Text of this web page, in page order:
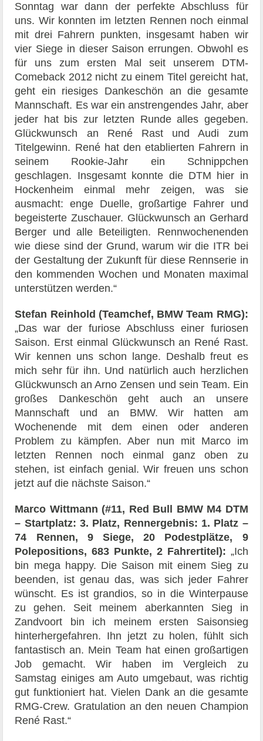
Sonntag war dann der perfekte Abschluss für
uns. Wir konnten im letzten Rennen noch einmal
mit drei Fahrern punkten, insgesamt haben wir
vier Siege in dieser Saison errungen. Obwohl es
für uns zum ersten Mal seit unserem DTM-
Comeback 2012 nicht zu einem Titel gereicht hat,
geht ein riesiges Dankeschön an die gesamte
Mannschaft. Es war ein anstrengendes Jahr, aber
jeder hat bis zur letzten Runde alles gegeben.
Glückwunsch an René Rast und Audi zum
Titelgewinn. René hat den etablierten Fahrern in
seinem Rookie-Jahr ein Schnippchen
geschlagen. Insgesamt konnte die DTM hier in
Hockenheim einmal mehr zeigen, was sie
ausmacht: enge Duelle, großartige Fahrer und
begeisterte Zuschauer. Glückwunsch an Gerhard
Berger und alle Beteiligten. Rennwochenenden
wie diese sind der Grund, warum wir die ITR bei
der Gestaltung der Zukunft für diese Rennserie in
den kommenden Wochen und Monaten maximal
unterstützen werden.“
Stefan Reinhold (Teamchef, BMW Team RMG):
„Das war der furiose Abschluss einer furiosen
Saison. Erst einmal Glückwunsch an René Rast.
Wir kennen uns schon lange. Deshalb freut es
mich sehr für ihn. Und natürlich auch herzlichen
Glückwunsch an Arno Zensen und sein Team. Ein
großes Dankeschön geht auch an unsere
Mannschaft und an BMW. Wir hatten am
Wochenende mit dem einen oder anderen
Problem zu kämpfen. Aber nun mit Marco im
letzten Rennen noch einmal ganz oben zu
stehen, ist einfach genial. Wir freuen uns schon
jetzt auf die nächste Saison.“
Marco Wittmann (#11, Red Bull BMW M4 DTM
– Startplatz: 3. Platz, Rennergebnis: 1. Platz –
74 Rennen, 9 Siege, 20 Podestplätze, 9
Polepositions, 683 Punkte, 2 Fahrertitel): „Ich
bin mega happy. Die Saison mit einem Sieg zu
beenden, ist genau das, was sich jeder Fahrer
wünscht. Es ist grandios, so in die Winterpause
zu gehen. Seit meinem aberkannten Sieg in
Zandvoort bin ich meinem ersten Saisonsieg
hinterhergefahren. Ihn jetzt zu holen, fühlt sich
fantastisch an. Mein Team hat einen großartigen
Job gemacht. Wir haben im Vergleich zu
Samstag einiges am Auto umgebaut, was richtig
gut funktioniert hat. Vielen Dank an die gesamte
RMG-Crew. Gratulation an den neuen Champion
René Rast.“